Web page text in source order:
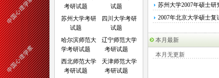
考研试题
试题
苏州大学考研
试题
四川大学考研
试题
哈尔滨师范大
学考研试题
辽宁师范大学
考研试题
西北师范大学
考研试题
天津师范大学
考研试题
苏州大学2007年硕士研
2007年北京大学硕士
本月最新
本月无更新